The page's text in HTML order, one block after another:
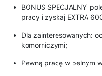
BONUS SPECJALNY:
pracy i zyskaj EXTRA
Dla zainteresowanych:
komorniczymi;
Pewną pracę w pełnym